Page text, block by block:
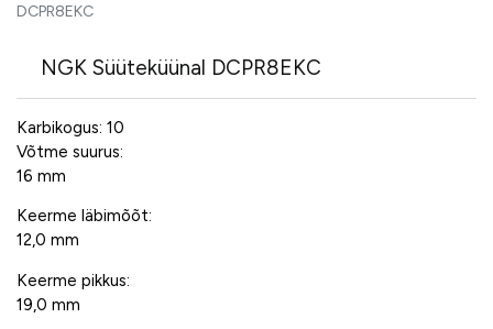
DCPR8EKC
NGK Süüteküünal DCPR8EKC
Karbikogus: 10
Võtme suurus:
16 mm
Keerme läbimõõt:
12,0 mm
Keerme pikkus:
19,0 mm